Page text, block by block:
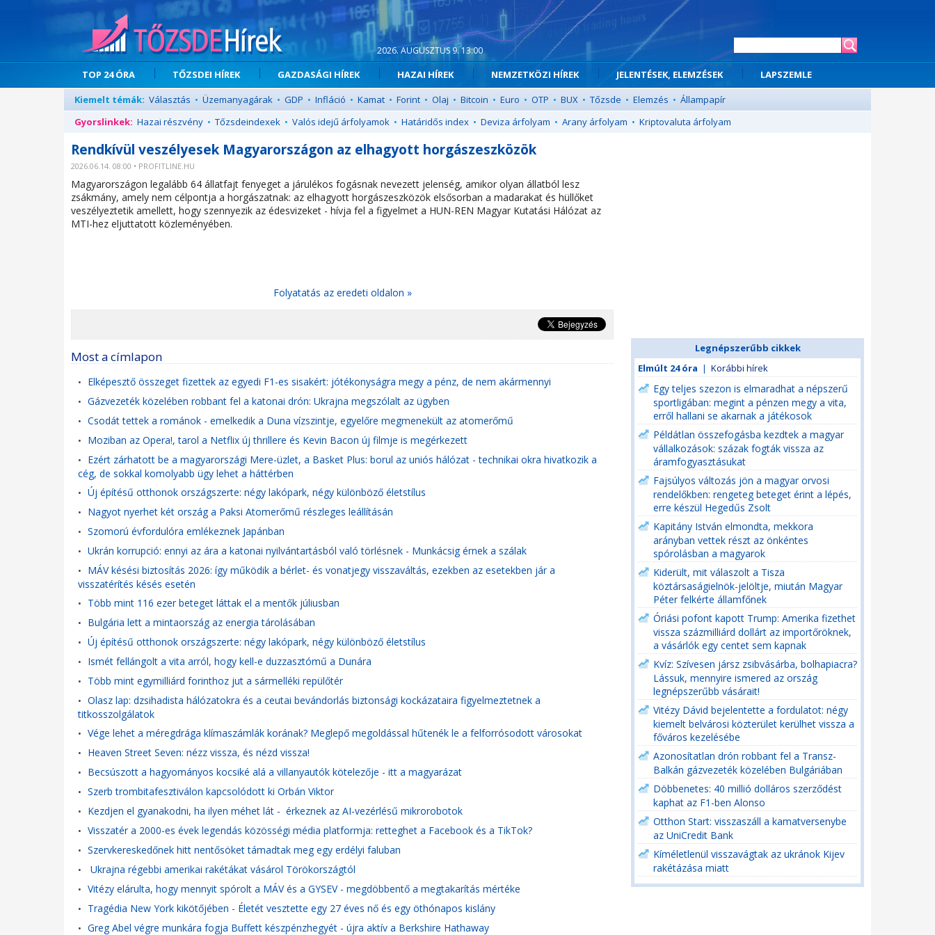
2026. AUGUSZTUS 9. 13:00
TOP 24 ÓRA TŐZSDEI HÍREK GAZDASÁGI HÍREK HAZAI HÍREK NEMZETKÖZI HÍREK JELENTÉSEK, ELEMZÉSEK
LAPSZEMLE
Kiemelt témák: Választás • Üzemanyagárak • GDP • Infláció • Kamat • Forint • Olaj • Bitcoin • Euro • OTP • BUX • Tőzsde • Elemzés • Állampapír
Gyorslinkek: Hazai részvény • Tőzsdeindexek • Valós idejű árfolyamok • Határidős index • Deviza árfolyam • Arany árfolyam • Kriptovaluta árfolyam
Rendkívül veszélyesek Magyarországon az elhagyott horgászeszközök
2026.06.14. 08:00 • PROFITLINE.HU
Magyarországon legalább 64 állatfajt fenyeget a járulékos fogásnak nevezett jelenség, amikor olyan állatból lesz
zsákmány, amely nem célpontja a horgászatnak: az elhagyott horgászeszközök elsősorban a madarakat és hüllőket
veszélyeztetik amellett, hogy szennyezik az édesvizeket - hívja fel a figyelmet a HUN-REN Magyar Kutatási Hálózat az
MTI-hez eljuttatott közleményében.
Folyatatás az eredeti oldalon »
Most a címlapon
• Elképesztő összeget fizettek az egyedi F1-es sisakért: jótékonyságra megy a pénz, de nem akármennyi
• Gázvezeték közelében robbant fel a katonai drón: Ukrajna megszólalt az ügyben
• Csodát tettek a románok - emelkedik a Duna vízszintje, egyelőre megmenekült az atomerőmű
• Moziban az Opera!, tarol a Netflix új thrillere és Kevin Bacon új filmje is megérkezett
• Ezért zárhatott be a magyarországi Mere-üzlet, a Basket Plus: borul az uniós hálózat - technikai okra hivatkozik a
cég, de sokkal komolyabb ügy lehet a háttérben
• Új építésű otthonok országszerte: négy lakópark, négy különböző életstílus
• Nagyot nyerhet két ország a Paksi Atomerőmű részleges leállításán
• Szomorú évfordulóra emlékeznek Japánban
• Ukrán korrupció: ennyi az ára a katonai nyilvántartásból való törlésnek - Munkácsig érnek a szálak
• MÁV késési biztosítás 2026: így működik a bérlet- és vonatjegy visszaváltás, ezekben az esetekben jár a
visszatérítés késés esetén
• Több mint 116 ezer beteget láttak el a mentők júliusban
• Bulgária lett a mintaország az energia tárolásában
• Új építésű otthonok országszerte: négy lakópark, négy különböző életstílus
• Ismét fellángolt a vita arról, hogy kell-e duzzasztómű a Dunára
• Több mint egymilliárd forinthoz jut a sármelléki repülőtér
• Olasz lap: dzsihadista hálózatokra és a ceutai bevándorlás biztonsági kockázataira figyelmeztetnek a
titkosszolgálatok
• Vége lehet a méregdrága klímaszámlák korának? Meglepő megoldással hűtenék le a felforrósodott városokat
• Heaven Street Seven: nézz vissza, és nézd vissza!
• Becsúszott a hagyományos kocsiké alá a villanyautók kötelezője - itt a magyarázat
• Szerb trombitafesztiválon kapcsolódott ki Orbán Viktor
• Kezdjen el gyanakodni, ha ilyen méhet lát - érkeznek az AI-vezérlésű mikrorobotok
• Visszatér a 2000-es évek legendás közösségi média platformja: retteghet a Facebook és a TikTok?
• Szervkereskedőnek hitt nentősöket támadtak meg egy erdélyi faluban
• Ukrajna régebbi amerikai rakétákat vásárol Törökországtól
• Vitézy elárulta, hogy mennyit spórolt a MÁV és a GYSEV - megdöbbentő a megtakarítás mértéke
• Tragédia New York kikötőjében - Életét vesztette egy 27 éves nő és egy öthónapos kislány
• Greg Abel végre munkára fogja Buffett készpénzhegyét - újra aktív a Berkshire Hathaway
Legnépszerűbb cikkek
Elmúlt 24 óra | Korábbi hírek
Egy teljes szezon is elmaradhat a népszerű
sportligában: megint a pénzen megy a vita,
erről hallani se akarnak a játékosok
Példátlan összefogásba kezdtek a magyar
vállalkozások: százak fogták vissza az
áramfogyasztásukat
Fajsúlyos változás jön a magyar orvosi
rendelőkben: rengeteg beteget érint a lépés,
erre készül Hegedűs Zsolt
Kapitány István elmondta, mekkora
arányban vettek részt az önkéntes
spórolásban a magyarok
Kiderült, mit válaszolt a Tisza
köztársaságielnök-jelöltje, miután Magyar
Péter felkérte államfőnek
Óriási pofont kapott Trump: Amerika fizethet
vissza százmilliárd dollárt az importőröknek,
a vásárlók egy centet sem kapnak
Kvíz: Szívesen jársz zsibvásárba, bolhapiacra?
Lássuk, mennyire ismered az ország
legnépszerűbb vásárait!
Vitézy Dávid bejelentette a fordulatot: négy
kiemelt belvárosi közterület kerülhet vissza a
főváros kezelésébe
Azonosítatlan drón robbant fel a Transz-
Balkán gázvezeték közelében Bulgáriában
Döbbenetes: 40 millió dolláros szerződést
kaphat az F1-ben Alonso
Otthon Start: visszaszáll a kamatversenybe
az UniCredit Bank
Kíméletlenül visszavágtak az ukránok Kijev
rakétázása miatt